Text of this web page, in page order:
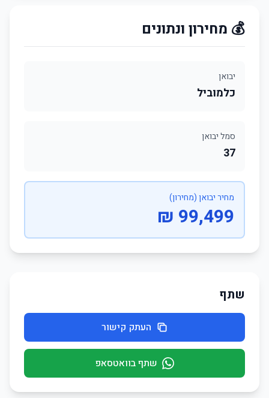
💰 מחירון ונתונים
יבואן
כלמוביל
סמל יבואן
37
מחיר יבואן (מחירון)
99,499 ₪
שתף
העתק קישור
שתף בוואטסאפ